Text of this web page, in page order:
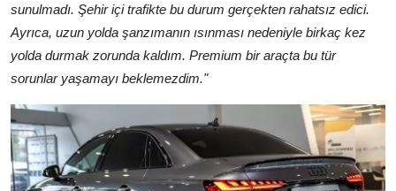
sunulmadı. Şehir içi trafikte bu durum gerçekten rahatsız edici.
Ayrıca, uzun yolda şanzımanın ısınması nedeniyle birkaç kez
yolda durmak zorunda kaldım. Premium bir araçta bu tür
sorunlar yaşamayı beklemezdim."